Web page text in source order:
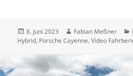
Veröffentlicht
am
8. Juni 2023 Autor
Fabian Meßner
Hybrid, Porsche Cayenne,Video